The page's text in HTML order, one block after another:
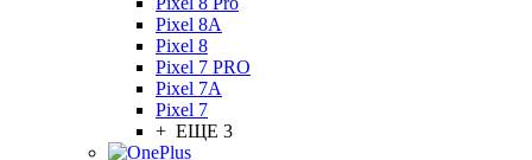
Pixel 8A
Pixel 8
Pixel 7 PRO
Pixel 7A
Pixel 7
+ ЕЩЕ 3